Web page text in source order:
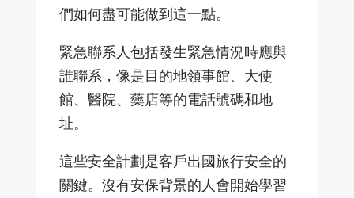
們如何盡可能做到這一點。
緊急聯系人包括發生緊急情況時應與
誰聯系，像是目的地領事館、大使
館、醫院、藥店等的電話號碼和地
址。
這些安全計劃是客戶出國旅行安全的
關鍵。沒有安保背景的人會開始學習